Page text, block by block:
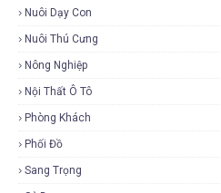
Nuôi Dạy Con
Nuôi Thú Cưng
Nông Nghiệp
Nội Thất Ô Tô
Phòng Khách
Phối Đồ
Sang Trọng